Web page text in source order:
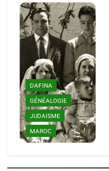
DAFINA
GÉNÉALOGIE
JUDAISME
MAROC
8
1